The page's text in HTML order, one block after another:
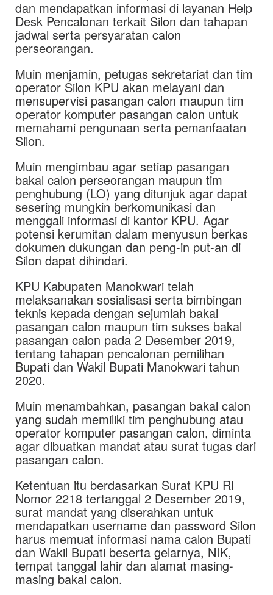
dan mendapatkan informasi di layanan Help
Desk Pencalonan terkait Silon dan tahapan
jadwal serta persyaratan calon
perseorangan.
Muin menjamin, petugas sekretariat dan tim
operator Silon KPU akan melayani dan
mensupervisi pasangan calon maupun tim
operator komputer pasangan calon untuk
memahami pengunaan serta pemanfaatan
Silon.
Muin mengimbau agar setiap pasangan
bakal calon perseorangan maupun tim
penghubung (LO) yang ditunjuk agar dapat
sesering mungkin berkomunikasi dan
menggali informasi di kantor KPU. Agar
potensi kerumitan dalam menyusun berkas
dokumen dukungan dan peng-in put-an di
Silon dapat dihindari.
KPU Kabupaten Manokwari telah
melaksanakan sosialisasi serta bimbingan
teknis kepada dengan sejumlah bakal
pasangan calon maupun tim sukses bakal
pasangan calon pada 2 Desember 2019,
tentang tahapan pencalonan pemilihan
Bupati dan Wakil Bupati Manokwari tahun
2020.
Muin menambahkan, pasangan bakal calon
yang sudah memiliki tim penghubung atau
operator komputer pasangan calon, diminta
agar dibuatkan mandat atau surat tugas dari
pasangan calon.
Ketentuan itu berdasarkan Surat KPU RI
Nomor 2218 tertanggal 2 Desember 2019,
surat mandat yang diserahkan untuk
mendapatkan username dan password Silon
harus memuat informasi nama calon Bupati
dan Wakil Bupati beserta gelarnya, NIK,
tempat tanggal lahir dan alamat masing-
masing bakal calon.